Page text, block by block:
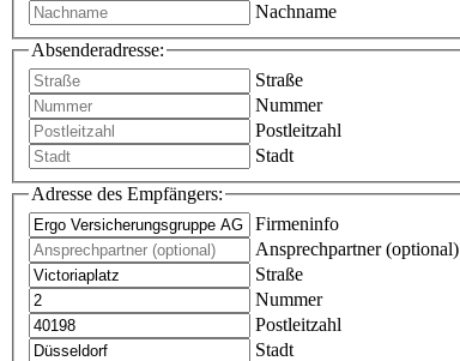
Nachname
Absenderadresse:
Straße
Nummer
Postleitzahl
Stadt
Adresse des Empfängers:
Firmeninfo
Ansprechpartner (optional)
Straße
Nummer
Postleitzahl
Stadt